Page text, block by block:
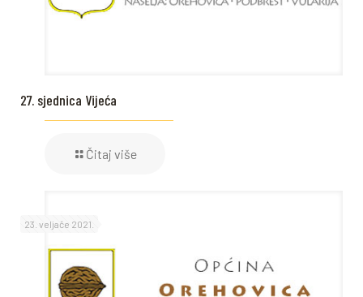
27. sjednica Vijeća
Čitaj više
23. veljače 2021.